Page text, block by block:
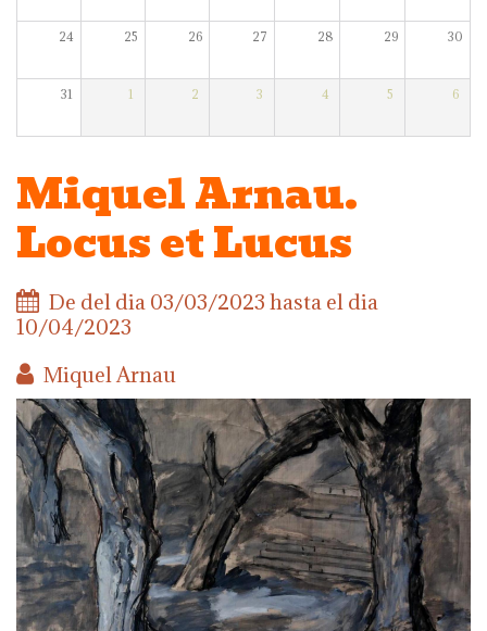
24 25 26 27 28 29 30
31 1 2 3 4 5 6
Miquel Arnau.
Locus et Lucus
De del dia 03/03/2023 hasta el dia
10/04/2023
Miquel Arnau